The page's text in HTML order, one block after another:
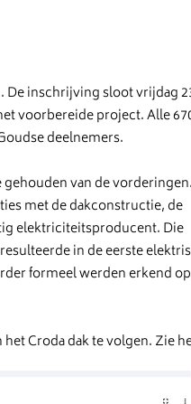
De inschrijving sloot vrijdag
voorbereide project. Alle
deelnemers.
van de vorderingen.
met de dakconstructie, de
elektriciteitsproducent. Die
in de eerste
formeel werden erkend
Croda dak te volgen. Zie